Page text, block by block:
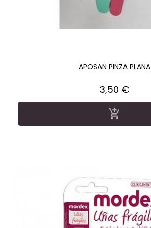
APOSAN PINZA PLANA
Precio
3,50 €
